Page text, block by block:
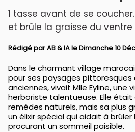
1 tasse avant de se
et brûle la graisse du ventre
Rédigé par AB & IA le Dimanche 10
Dans le charmant village
pour ses paysages pittoresques
anciennes, vivait Mlle Eyline, une
herboriste talentueuse. Elle était
remèdes naturels, mais sa plus
un élixir spécial qui aidait à
procurant un sommeil paisible.